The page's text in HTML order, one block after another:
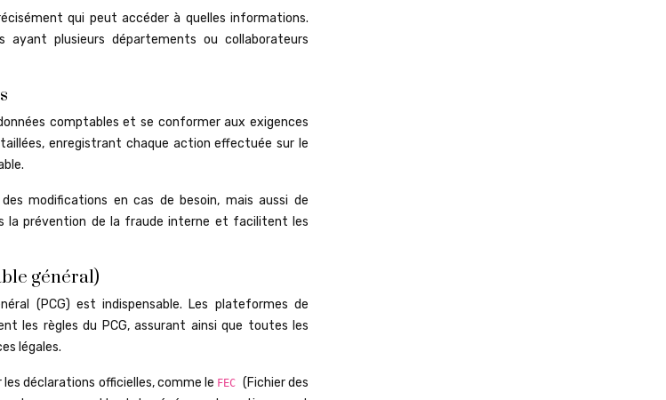
qui peut accéder à quelles informations.
plusieurs départements ou collaborateurs
comptables et se conformer aux exigences
enregistrant chaque action effectuée sur le
modifications en cas de besoin, mais aussi de
la prévention de la fraude interne et facilitent les
général)
(PCG) est indispensable. Les plateformes de
les règles du PCG, assurant ainsi que toutes les
légales.
déclarations officielles, comme le FEC (Fichier des